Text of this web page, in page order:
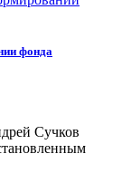
фонда
Сучков